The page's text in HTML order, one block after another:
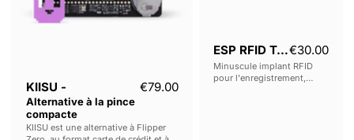
KIISU - €79.00
Alternative à la pince
compacte
KIISU est une alternative à Flipper
ESP RFID Tool€30.00
Minuscule implant RFID
pour l'enregistrement,